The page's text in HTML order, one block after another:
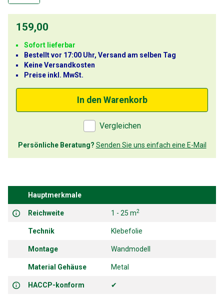
159,00
Sofort lieferbar
Bestellt vor 17:00 Uhr, Versand am selben Tag
Keine Versandkosten
Preise inkl. MwSt.
In den Warenkorb
Vergleichen
Persönliche Beratung? Senden Sie uns einfach eine E-Mail
Hauptmerkmale
Reichweite 1 - 25 m2
Technik Klebefolie
Montage Wandmodell
Material Gehäuse Metal
HACCP-konform ✔